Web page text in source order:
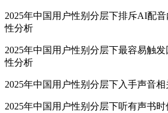
2025年中国用户性别分层下排斥AI配
性分析
2025年中国用户性别分层下最容易触
性分析
2025年中国用户性别分层下入手声音
2025年中国用户性别分层下听有声书